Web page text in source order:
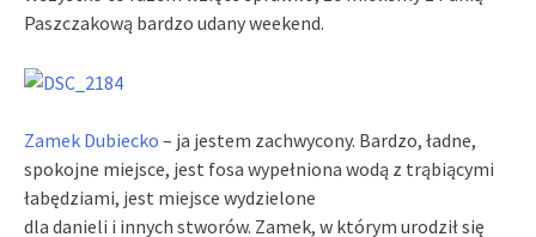
Paszczakową bardzo udany weekend.
Zamek Dubiecko – ja jestem zachwycony. Bardzo, ładne,
spokojne miejsce, jest fosa wypełniona wodą z trąbiącymi
łabędziami, jest miejsce wydzielone
dla danieli i innych stworów. Zamek, w którym urodził się